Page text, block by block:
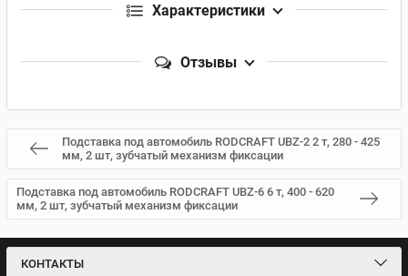
Характеристики
Отзывы
Подставка под автомобиль RODCRAFT UBZ-2 2 т, 280 - 425
мм, 2 шт, зубчатый механизм фиксации
Подставка под автомобиль RODCRAFT UBZ-6 6 т, 400 - 620
мм, 2 шт, зубчатый механизм фиксации
КОНТАКТЫ